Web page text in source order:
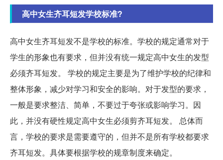
高中女生齐耳短发学校标准?
高中女生齐耳短发不是学校的标准。学校的规定通常对于
学生的形象也有要求，但并没有统一规定高中女生的发型
必须齐耳短发。 学校的规定主要是为了维护学校的纪律和
整体形象，减少对学习和安全的影响。对于发型的要求，
一般是要求整洁、简单，不要过于夸张或影响学习。因
此，并没有硬性规定高中女生必须剪齐耳短发。 总体而
言，学校的要求是需要遵守的，但并不是所有学校都要求
齐耳短发。具体要根据学校的规章制度来确定。